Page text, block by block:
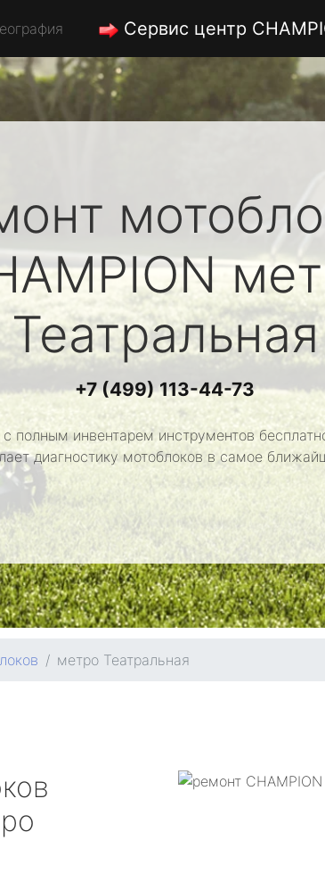
Сервис центр
Театральная
+7 (499) 113-44-73
полным инвентарем инструментов
диагностику мотоблоков в самое
метро Театральная